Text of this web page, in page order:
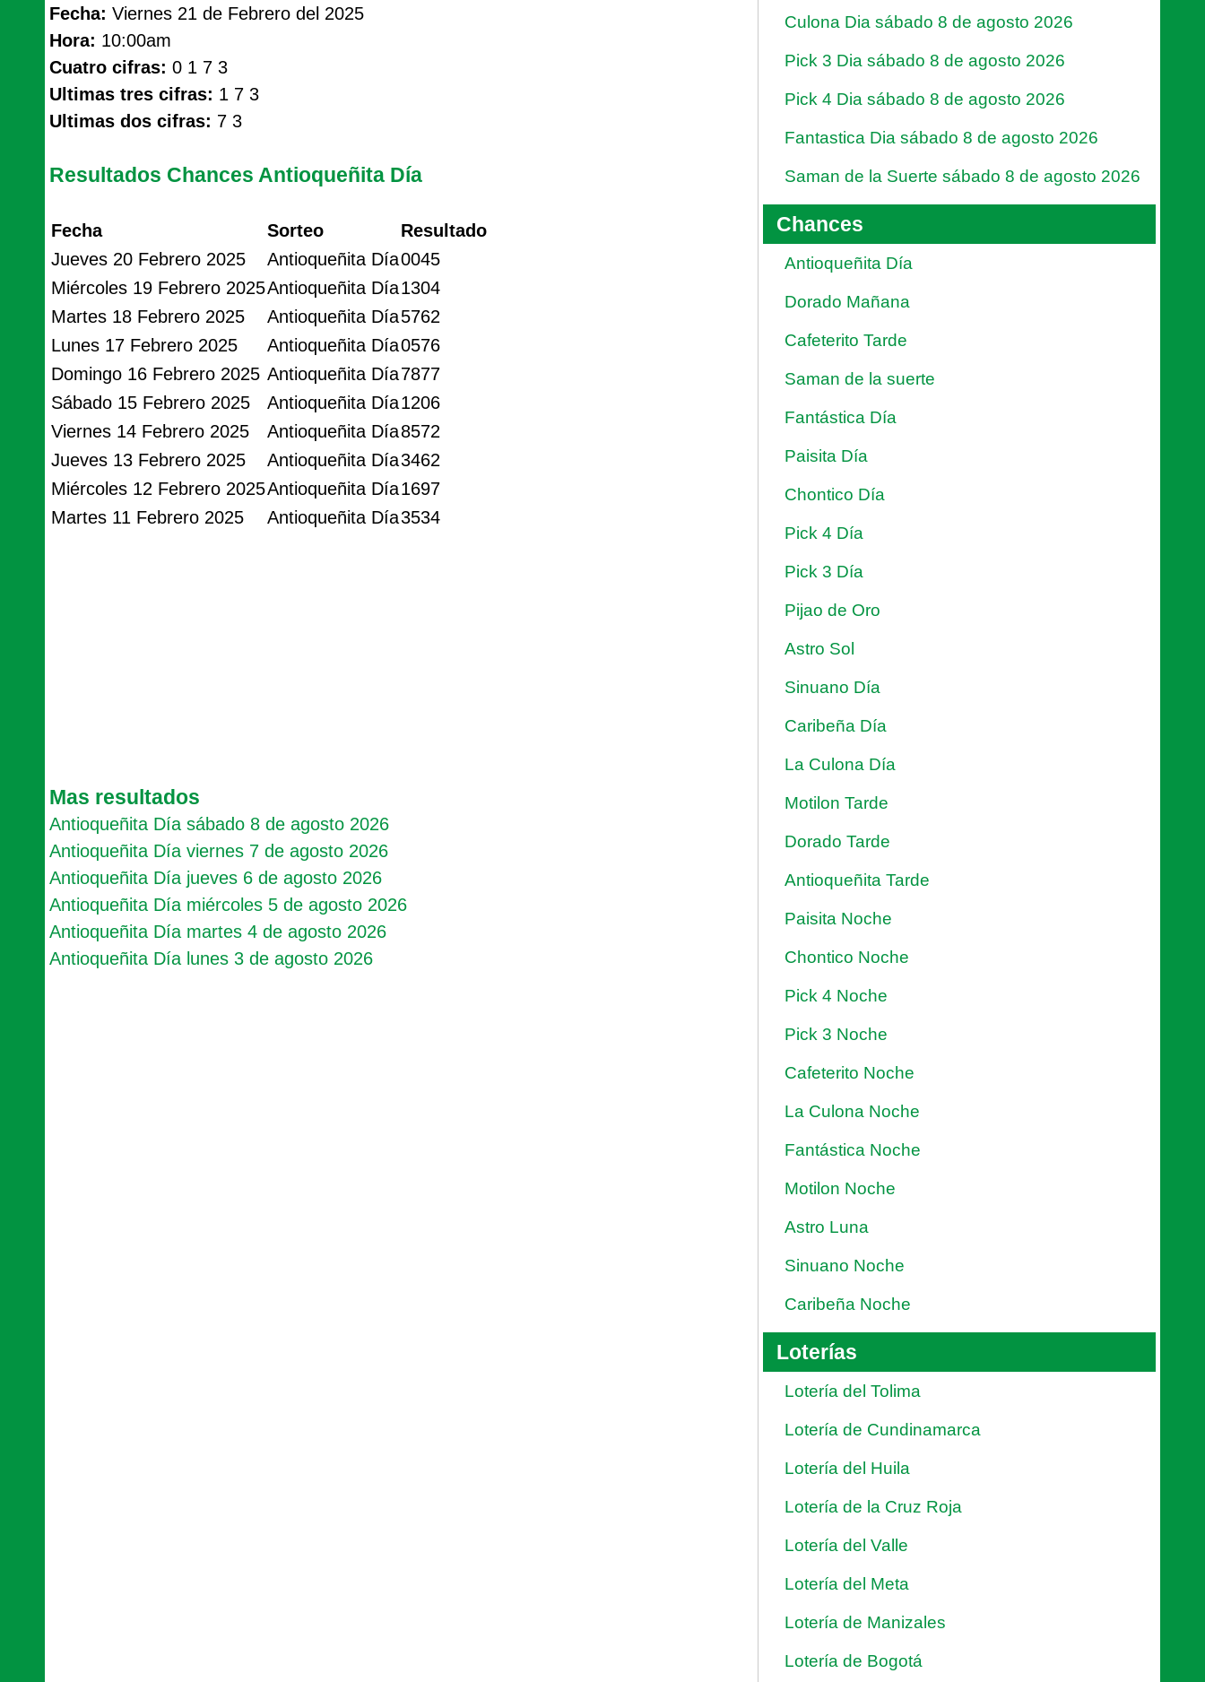
Fecha: Viernes 21 de Febrero del 2025
Hora: 10:00am
Cuatro cifras: 0 1 7 3
Ultimas tres cifras: 1 7 3
Ultimas dos cifras: 7 3
Resultados Chances Antioqueñita Día
Fecha Sorteo
Resultado
Jueves 20 Febrero 2025
Antioqueñita Día0045
Miércoles 19 Febrero 2025Antioqueñita Día1304
Martes 18 Febrero 2025
Antioqueñita Día5762
Lunes 17 Febrero 2025
Antioqueñita Día0576
Domingo 16 Febrero 2025 Antioqueñita Día7877
Sábado 15 Febrero 2025
Antioqueñita Día1206
Viernes 14 Febrero 2025
Antioqueñita Día8572
Jueves 13 Febrero 2025
Antioqueñita Día3462
Miércoles 12 Febrero 2025Antioqueñita Día1697
Martes 11 Febrero 2025
Antioqueñita Día3534
Mas resultados
Antioqueñita Día sábado 8 de agosto 2026
Antioqueñita Día viernes 7 de agosto 2026
Antioqueñita Día jueves 6 de agosto 2026
Antioqueñita Día miércoles 5 de agosto 2026
Antioqueñita Día martes 4 de agosto 2026
Antioqueñita Día lunes 3 de agosto 2026
Culona Dia sábado 8 de agosto 2026
Pick 3 Dia sábado 8 de agosto 2026
Pick 4 Dia sábado 8 de agosto 2026
Fantastica Dia sábado 8 de agosto 2026
Saman de la Suerte sábado 8 de agosto 2026
Chances
Antioqueñita Día
Dorado Mañana
Cafeterito Tarde
Saman de la suerte
Fantástica Día
Paisita Día
Chontico Día
Pick 4 Día
Pick 3 Día
Pijao de Oro
Astro Sol
Sinuano Día
Caribeña Día
La Culona Día
Motilon Tarde
Dorado Tarde
Antioqueñita Tarde
Paisita Noche
Chontico Noche
Pick 4 Noche
Pick 3 Noche
Cafeterito Noche
La Culona Noche
Fantástica Noche
Motilon Noche
Astro Luna
Sinuano Noche
Caribeña Noche
Loterías
Lotería del Tolima
Lotería de Cundinamarca
Lotería del Huila
Lotería de la Cruz Roja
Lotería del Valle
Lotería del Meta
Lotería de Manizales
Lotería de Bogotá